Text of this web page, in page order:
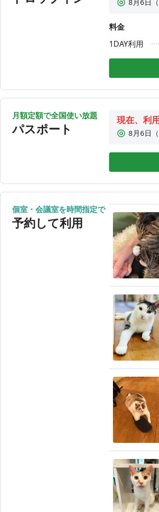
8月6日（
8月9日
8月10日
料金
1DAY利用
月額定額で全国使い放題
パスポート
現在、利
8月6日（
8月10日
8月11日
8月12日
個室・会議室を時間指定で
予約して利用